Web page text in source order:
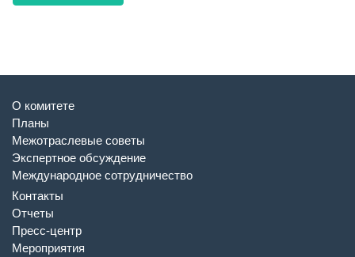
О комитете
Планы
Межотраслевые советы
Экспертное обсуждение
Международное сотрудничество
Контакты
Отчеты
Пресс-центр
Мероприятия